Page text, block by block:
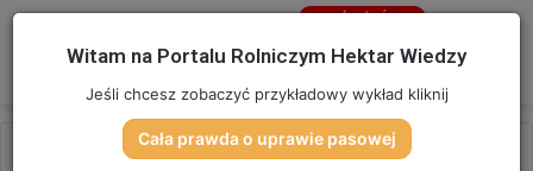
Menu
Jesteś
Witam na Portalu Rolniczym Hektar Wiedzy
Jeśli chcesz zobaczyć przykładowy wykład kliknij
Cała prawda o uprawie pasowej